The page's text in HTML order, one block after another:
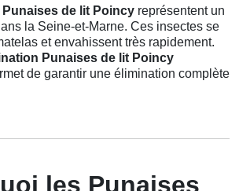
Punaises de lit Poincy représentent un
la Seine-et-Marne. Ces insectes se
et envahissent très rapidement.
Punaises de lit Poincy
de garantir une élimination complète
les Punaises